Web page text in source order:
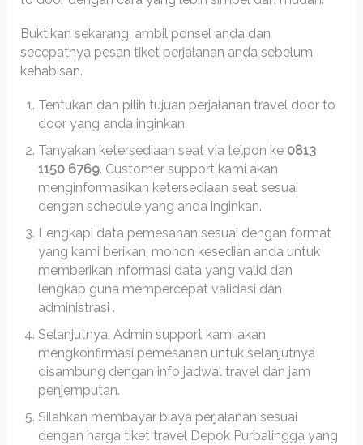
Buktikan sekarang, ambil ponsel anda dan
secepatnya pesan tiket perjalanan anda sebelum
kehabisan.
Tentukan dan pilih tujuan perjalanan travel door to
door yang anda inginkan.
Tanyakan ketersediaan seat via telpon ke 0813
1150 6769. Customer support kami akan
menginformasikan ketersediaan seat sesuai
dengan schedule yang anda inginkan.
Lengkapi data pemesanan sesuai dengan format
yang kami berikan, mohon kesedian anda untuk
memberikan informasi data yang valid dan
lengkap guna mempercepat validasi dan
administrasi .
Selanjutnya, Admin support kami akan
mengkonfirmasi pemesanan untuk selanjutnya
disambung dengan info jadwal travel dan jam
penjemputan.
Silahkan membayar biaya perjalanan sesuai
dengan harga tiket travel Depok Purbalingga yang